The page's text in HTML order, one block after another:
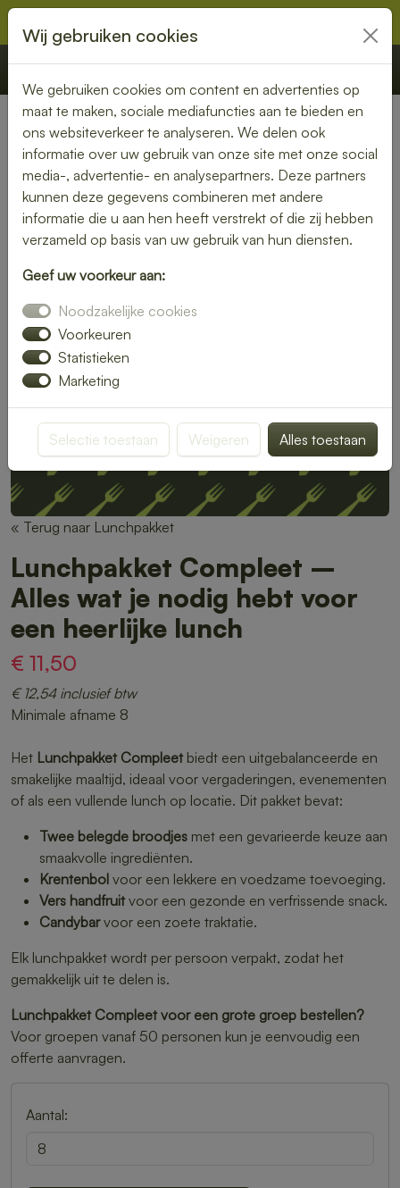
€ 0,00 Offerte Bestellen
« Terug naar Lunchpakket
Lunchpakket Compleet –
Alles wat je nodig hebt voor
een heerlijke lunch
€ 11,50
€ 12,54 inclusief btw
Minimale afname 8
Het Lunchpakket Compleet biedt een uitgebalanceerde en
smakelijke maaltijd, ideaal voor vergaderingen, evenementen
of als een vullende lunch op locatie. Dit pakket bevat:
Twee belegde broodjes met een gevarieerde keuze aan
smaakvolle ingrediënten.
Krentenbol voor een lekkere en voedzame toevoeging.
Vers handfruit voor een gezonde en verfrissende snack.
Candybarvoor een zoete traktatie.
Elk lunchpakket wordt per persoon verpakt, zodat het
gemakkelijk uit te delen is.
Lunchpakket Compleet voor een grote groep bestellen?
Voor groepen vanaf 50 personen kun je eenvoudig een
offerte aanvragen.
Aantal:
Wij gebruiken cookies
We gebruiken cookies om content en advertenties op
maat te maken, sociale mediafuncties aan te bieden en
ons websiteverkeer te analyseren. We delen ook
informatie over uw gebruik van onze site met onze social
media-, advertentie- en analysepartners. Deze partners
kunnen deze gegevens combineren met andere
informatie die u aan hen heeft verstrekt of die zij hebben
verzameld op basis van uw gebruik van hun diensten.
Geef uw voorkeur aan:
Noodzakelijke cookies
Voorkeuren
Statistieken
Marketing
Selectie toestaan Weigeren Alles toestaan